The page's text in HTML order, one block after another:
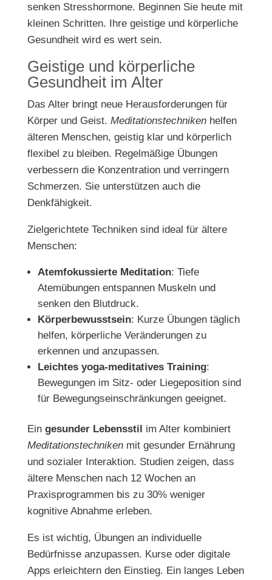
senken Stresshormone. Beginnen Sie heute mit
kleinen Schritten. Ihre geistige und körperliche
Gesundheit wird es wert sein.
Geistige und körperliche
Gesundheit im Alter
Das Alter bringt neue Herausforderungen für
Körper und Geist. Meditationstechnikenhelfen
älteren Menschen, geistig klar und körperlich
flexibel zu bleiben. Regelmäßige Übungen
verbessern die Konzentration und verringern
Schmerzen. Sie unterstützen auch die
Denkfähigkeit.
Zielgerichtete Techniken sind ideal für ältere
Menschen:
Atemfokussierte Meditation: Tiefe
Atemübungen entspannen Muskeln und
senken den Blutdruck.
Körperbewusstsein: Kurze Übungen täglich
helfen, körperliche Veränderungen zu
erkennen und anzupassen.
Leichtes yoga-meditatives Training:
Bewegungen im Sitz- oder Liegeposition sind
für Bewegungseinschränkungen geeignet.
Ein gesunder Lebensstil im Alter kombiniert
Meditationstechnikenmit gesunder Ernährung
und sozialer Interaktion. Studien zeigen, dass
ältere Menschen nach 12 Wochen an
Praxisprogrammen bis zu 30% weniger
kognitive Abnahme erleben.
Es ist wichtig, Übungen an individuelle
Bedürfnisse anzupassen. Kurse oder digitale
Apps erleichtern den Einstieg. Ein langes Leben